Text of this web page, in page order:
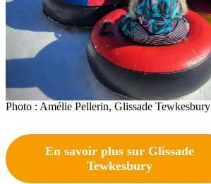
Photo : Amélie Pellerin, Glissade Tewkesbury
En savoir plus sur Glissade
Tewkesbury